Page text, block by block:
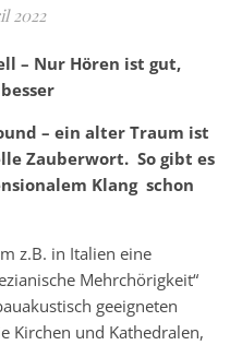
2022
– Nur Hören ist gut,
– ein alter Traum ist
Zauberwort. So gibt es
Klang schon
z.B. in Italien eine
Mehrchörigkeit“
geeigneten
Kirchen und Kathedralen,